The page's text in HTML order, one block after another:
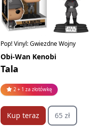
Pop! Vinyl: Gwiezdne Wojny
Obi-Wan Kenobi
Tala
2 + 1 za złotówkę
Kup teraz 65 zł